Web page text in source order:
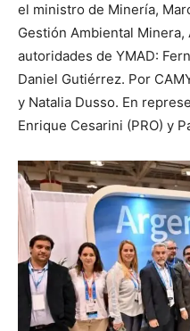
el ministro de Minería,
Gestión Ambiental Minera,
autoridades de YMAD:
Daniel Gutiérrez. Por
y Natalia Dusso. En
Enrique Cesarini (PRO) y